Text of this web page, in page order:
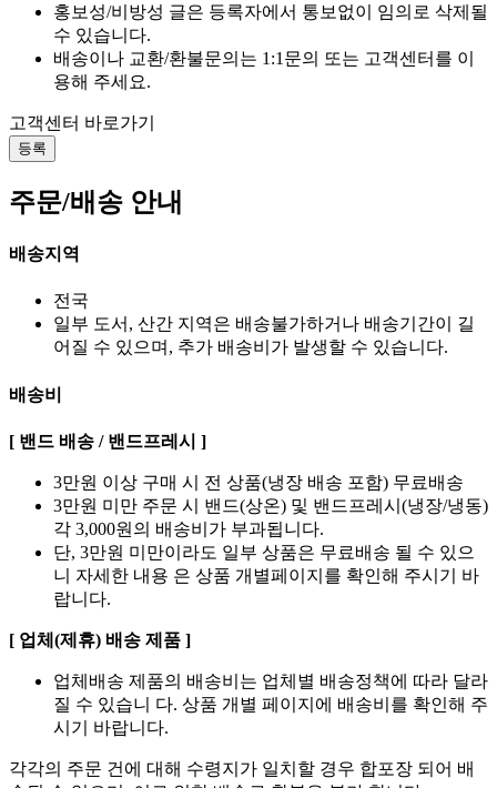
홍보성/비방성 글은 등록자에서 통보없이 임의로 삭제될
수 있습니다.
배송이나 교환/환불문의는 1:1문의 또는 고객센터를 이
용해 주세요.
고객센터 바로가기
등록
주문/배송 안내
배송지역
전국
일부 도서, 산간 지역은 배송불가하거나 배송기간이 길
어질 수 있으며, 추가 배송비가 발생할 수 있습니다.
배송비
[ 밴드 배송 / 밴드프레시 ]
3만원 이상 구매 시 전 상품(냉장 배송 포함) 무료배송
3만원 미만 주문 시 밴드(상온) 및 밴드프레시(냉장/냉동)
각 3,000원의 배송비가 부과됩니다.
단, 3만원 미만이라도 일부 상품은 무료배송 될 수 있으
니 자세한 내용 은 상품 개별페이지를 확인해 주시기 바
랍니다.
[ 업체(제휴) 배송 제품 ]
업체배송 제품의 배송비는 업체별 배송정책에 따라 달라
질 수 있습니 다. 상품 개별 페이지에 배송비를 확인해 주
시기 바랍니다.
각각의 주문 건에 대해 수령지가 일치할 경우 합포장 되어 배